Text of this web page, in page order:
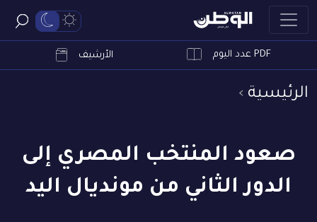
PDF عدد اليوم الأرشيف
الرئيسية
صعود المنتخب المصري إلى
الدور الثاني من مونديال اليد